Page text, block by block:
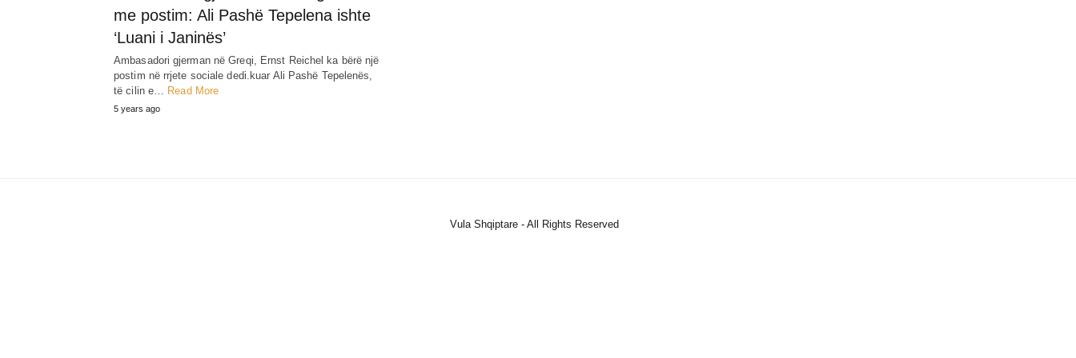
me postim: Ali Pashë Tepelena ishte
‘Luani i Janinës’
Ambasadori gjerman në Greqi, Ernst Reichel ka bërë një
postim në rrjete sociale dedi.kuar Ali Pashë Tepelenës,
të cilin e… Read More
5 years ago
Vula Shqiptare - All Rights Reserved